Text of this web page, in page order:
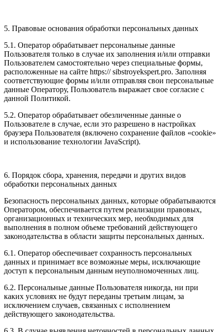
5. Правовые основания обработки персональных данных
5.1. Оператор обрабатывает персональные данные
Пользователя только в случае их заполнения и/или отправки
Пользователем самостоятельно через специальные формы,
расположенные на сайте https:// sibstroyekspert.pro. Заполняя
соответствующие формы и/или отправляя свои персональные
данные Оператору, Пользователь выражает свое согласие с
данной Политикой.
5.2. Оператор обрабатывает обезличенные данные о
Пользователе в случае, если это разрешено в настройках
браузера Пользователя (включено сохранение файлов «cookie»
и использование технологии JavaScript).
6. Порядок сбора, хранения, передачи и других видов
обработки персональных данных
Безопасность персональных данных, которые обрабатываются
Оператором, обеспечивается путем реализации правовых,
организационных и технических мер, необходимых для
выполнения в полном объеме требований действующего
законодательства в области защиты персональных данных.
6.1. Оператор обеспечивает сохранность персональных
данных и принимает все возможные меры, исключающие
доступ к персональным данным неуполномоченных лиц.
6.2. Персональные данные Пользователя никогда, ни при
каких условиях не будут переданы третьим лицам, за
исключением случаев, связанных с исполнением
действующего законодательства.